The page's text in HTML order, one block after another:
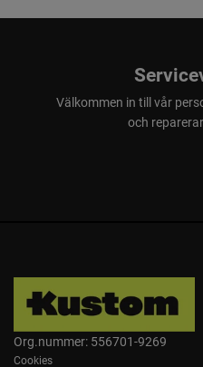
Välkommen in till vår
och
Org.nummer: 556701-9269
Cookies